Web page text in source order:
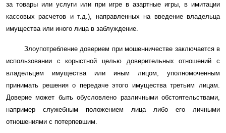
за товары или услуги или при игре в азартные игры, в имитации
кассовых расчетов и т.д.), направленных на введение владельца
имущества или иного лица в заблуждение.
Злоупотребление доверием при мошенничестве заключается в
использовании с корыстной целью доверительных отношений с
владельцем имущества или иным лицом, уполномоченным
принимать решения о передаче этого имущества третьим лицам.
Доверие может быть обусловлено различными обстоятельствами,
например служебным положением лица либо его личными
отношениями с потерпевшим.